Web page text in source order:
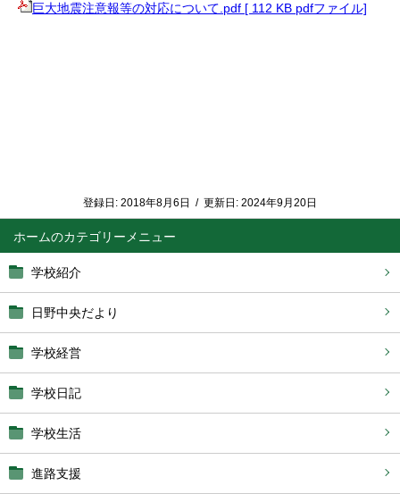
ホーム
学校紹介
日野中央だより
学校経営
学校日記
学校生活
進路支援
巨大地震注意報等の対応について.pdf [ 112 KB pdfファイル]
登録日: 2018年8月6日 / 更新日: 2024年9月20日